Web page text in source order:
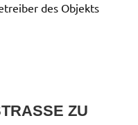
des Objekts
ZU S